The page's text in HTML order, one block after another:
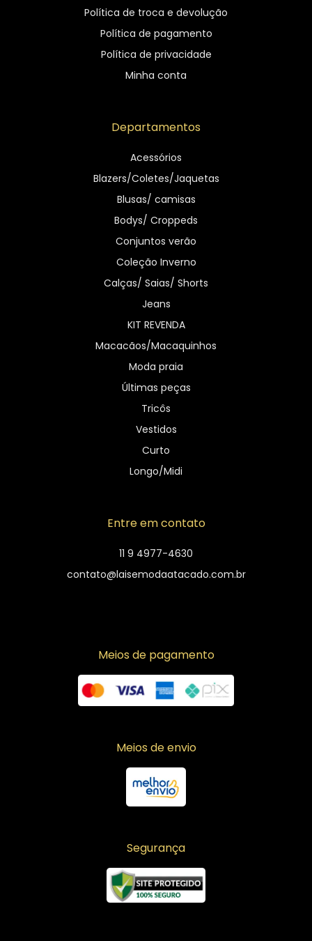
Política de troca e devolução
Política de pagamento
Política de privacidade
Minha conta
Departamentos
Acessórios
Blazers/Coletes/Jaquetas
Blusas/ camisas
Bodys/ Croppeds
Conjuntos verão
Coleção Inverno
Calças/ Saias/ Shorts
Jeans
KIT REVENDA
Macacãos/Macaquinhos
Moda praia
Últimas peças
Tricôs
Vestidos
Curto
Longo/Midi
Entre em contato
11 9 4977-4630
contato@laisemodaatacado.com.br
Meios de pagamento
Meios de envio
Segurança